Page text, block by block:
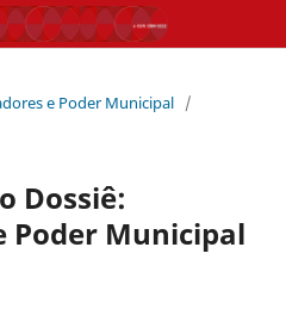
e Poder Municipal /
Dossiê:
Poder Municipal